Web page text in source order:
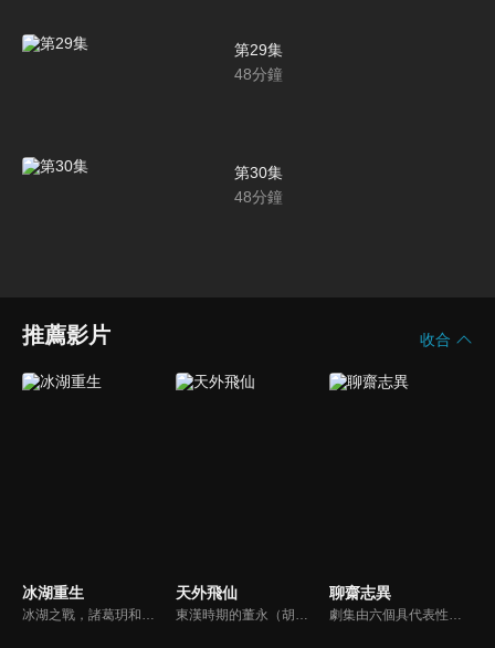
第29集
48分鐘
第30集
48分鐘
推薦影片 收合
冰湖重生 天外飛仙 聊齋志異